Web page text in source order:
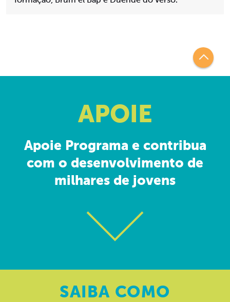
APOIE
Apoie Programa e contribua
com o desenvolvimento de
milhares de jovens
SAIBA COMO